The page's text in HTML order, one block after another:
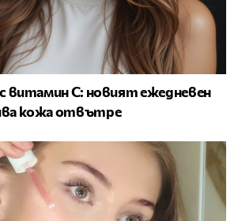
с витамин C: новият ежедневен
кожа отвътре